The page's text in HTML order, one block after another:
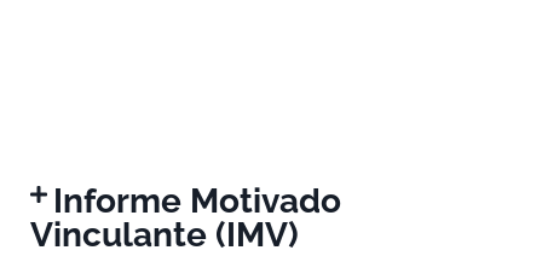
Informe Motivado
Vinculante (IMV)